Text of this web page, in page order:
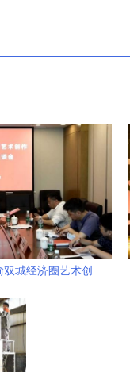
城经济圈艺术创